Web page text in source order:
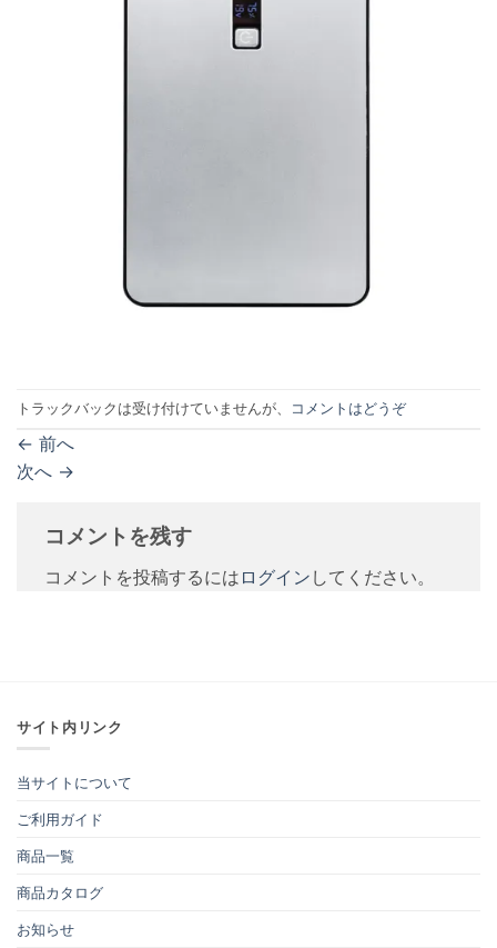
トラックバックは受け付けていませんが、 コメントはどうぞ
← 前へ
次へ →
コメントを残す
コメントを投稿するには ログイン してください。
サイト内リンク
当サイトについて
ご利用ガイド
商品一覧
商品カタログ
お知らせ